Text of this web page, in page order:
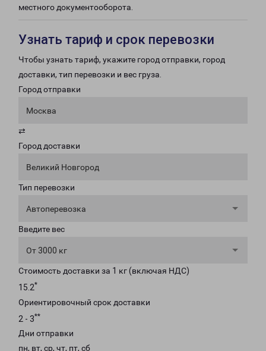
местного документооборота.
Узнать тариф и срок перевозки
Чтобы узнать тариф, укажите город отправки, город
доставки, тип перевозки и вес груза.
Город отправки
Москва
⇄
Город доставки
Великий Новгород
Тип перевозки
Автоперевозка
Введите вес
От 3000 кг
Стоимость доставки за 1 кг (включая НДС)
15.2*
Ориентировочный срок доставки
2 - 3**
Дни отправки
пн, вт, ср, чт, пт, сб